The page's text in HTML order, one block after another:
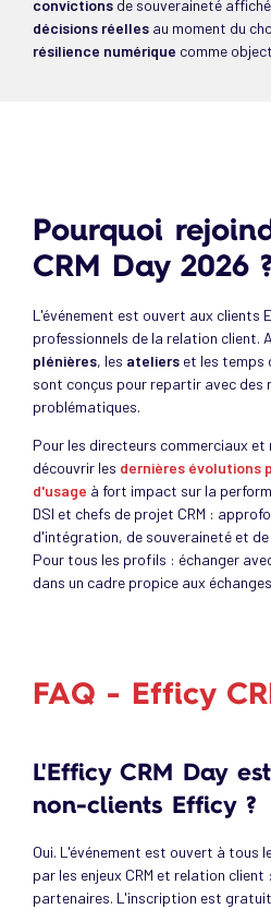
convictions de souveraineté
décisions réelles au moment du
résilience numérique comme
Pourquoi
CRM Day 2026
L'événement est ouvert aux clients
professionnels de la relation client.
plénières, les ateliers et les temps
sont conçus pour repartir avec des
problématiques.
Pour les directeurs commerciaux
découvrir les dernières évolutions
d'usage à fort impact sur la
DSI et chefs de projet CRM :
d'intégration, de souveraineté et de
Pour tous les profils : échanger
dans un cadre propice aux
FAQ - Efficy
L'Efficy CRM Day
non-clients Efficy ?
Oui. L'événement est ouvert à tous
par les enjeux CRM et relation
partenaires. L'inscription est